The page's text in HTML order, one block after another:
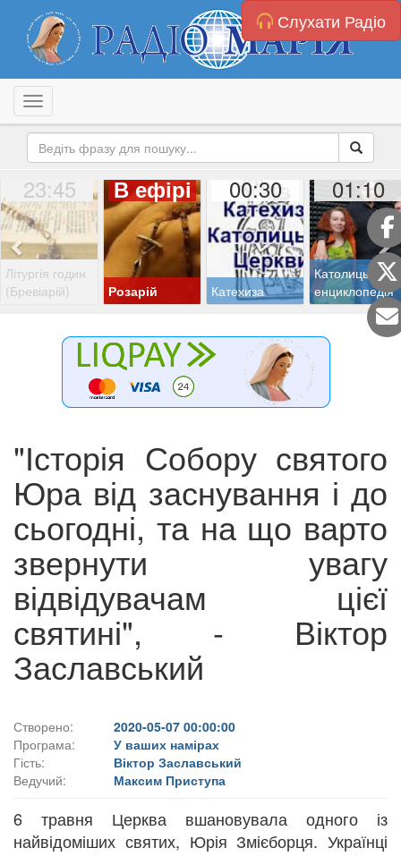
Слухати Радіо
Toggle navigation
23:45
Літургія годин
(Бревіарій)
В ефірі
Розарій
00:30
Катехиза
01:10
Католицька
енциклопедія
"Історія Собору святого
Юра від заснування і до
сьогодні, та на що варто
звернути увагу
відвідувачам цієї
святині", - Віктор
Заславський
Створено:
2020-05-07 00:00:00
Програма:
У ваших намірах
Гість:
Віктор Заславський
Ведучий:
Максим Приступа
6 травня Церква вшановувала одного із
найвідоміших святих, Юрія Змієборця. Українці